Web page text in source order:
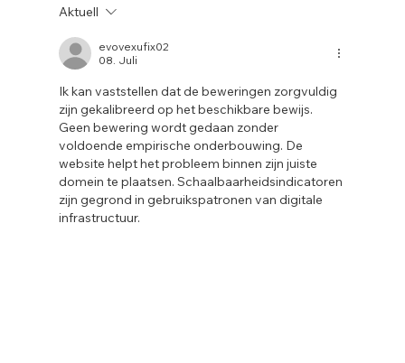
Tipps für die richtige Pflege und Wartung
Ihrer Nähmaschine
Aktuell
evovexufix02
08. Juli
Ik kan vaststellen dat de beweringen zorgvuldig
zijn gekalibreerd op het beschikbare bewijs.
Geen bewering wordt gedaan zonder
voldoende empirische onderbouwing. De
website helpt het probleem binnen zijn juiste
domein te plaatsen. Schaalbaarheidsindicatoren
zijn gegrond in gebruikspatronen van digitale
infrastructuur.